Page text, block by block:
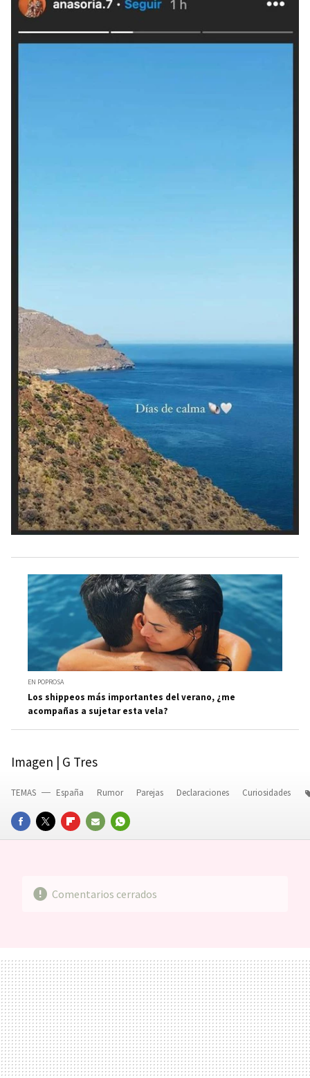
EN POPROSA
Los shippeos más importantes del verano, ¿me
acompañas a sujetar esta vela?
Imagen | G Tres
FACEBOOKTWITTERFLIPBOARD
E-
WHATSAPP
TEMAS España Rumor Parejas Declaraciones Curiosidades
Comentarios cerrados